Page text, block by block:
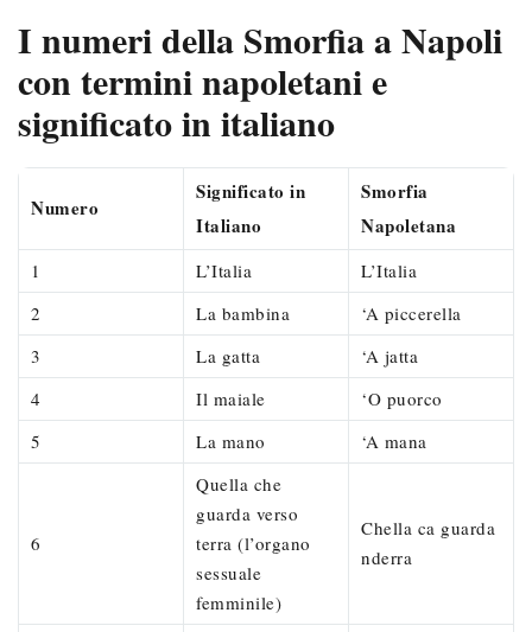
I numeri della Smorfia a Napoli
con termini napoletani e
significato in italiano
Numero
Significato in
Italiano
Smorfia
Napoletana
1 L’Italia
L’Italia
2
La bambina
‘A piccerella
3
La gatta
‘A jatta
4
Il maiale
‘O puorco
5
La mano ‘A mana
6
Quella che
guarda verso
terra (l’organo
sessuale
femminile)
Chella ca guarda
nderra